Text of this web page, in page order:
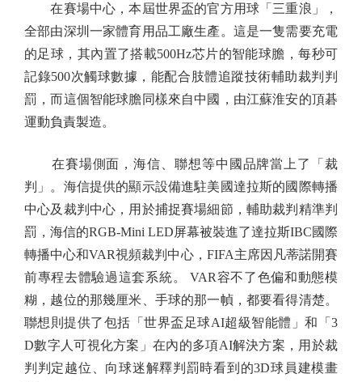
在賽場中心，本屆世界盃的官方用球「三重浪」，
全部由深圳一家體育用品工廠生產。這是一隻需要充電
的足球，其內置了搭載500Hz芯片的智能球膽，每秒可
記錄500次觸球數據，能配合肢體追蹤技術輔助裁判判
罰，而這個智能球膽同樣來自中國，由江蘇淮安的頂碁
運動負責製造。
在賽場側面，海信、聯想等中國品牌當上了「裁
判」。海信提供的顯示設備進駐美國達拉斯的國際轉播
中心及裁判中心，用於捕捉賽場細節，輔助裁判精準判
罰，海信的RGB-Mini LED屏幕被裝進了達拉斯IBC國際
轉播中心和VAR視頻裁判中心，FIFA主席因凡蒂諾開賽
前專程去體驗過這套系統。 VAR容不了色偏和動態模
糊，越位的那幾厘米、手球的那一幀，都要看得清楚。
聯想則提供了包括「世界盃足球AI超級智能體」和「3
D數字人可視化方案」在內的多項AI解決方案，用於裁
判判定越位、向球迷解釋判罰時看到的3D球員建模畫